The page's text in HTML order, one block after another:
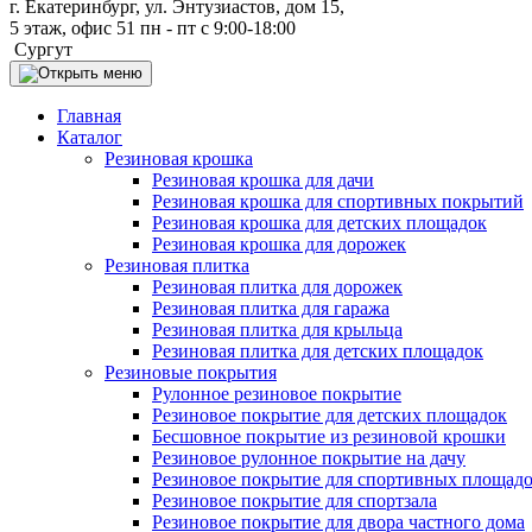
г. Екатеринбург, ул. Энтузиастов, дом 15,
5 этаж, офис 51 пн - пт с 9:00-18:00
Сургут
Главная
Каталог
Резиновая крошка
Резиновая крошка для дачи
Резиновая крошка для спортивных покрытий
Резиновая крошка для детских площадок
Резиновая крошка для дорожек
Резиновая плитка
Резиновая плитка для дорожек
Резиновая плитка для гаража
Резиновая плитка для крыльца
Резиновая плитка для детских площадок
Резиновые покрытия
Рулонное резиновое покрытие
Резиновое покрытие для детских площадок
Бесшовное покрытие из резиновой крошки
Резиновое рулонное покрытие на дачу
Резиновое покрытие для спортивных
Резиновое покрытие для спортзала
Резиновое покрытие для двора частного дома